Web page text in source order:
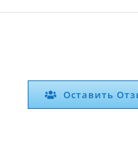
Оставить